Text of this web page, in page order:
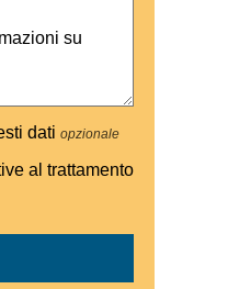
dati opzionale
al trattamento